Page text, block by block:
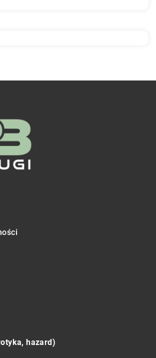
hazard)